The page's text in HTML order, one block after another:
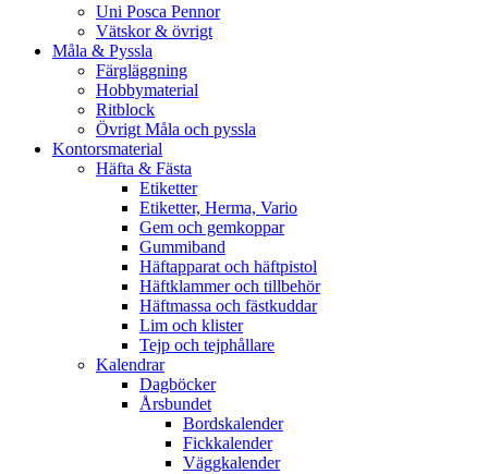
Uni Posca Pennor
Vätskor & övrigt
Måla & Pyssla
Färgläggning
Hobbymaterial
Ritblock
Övrigt Måla och pyssla
Kontorsmaterial
Häfta & Fästa
Etiketter
Etiketter, Herma, Vario
Gem och gemkoppar
Gummiband
Häftapparat och häftpistol
Häftklammer och tillbehör
Häftmassa och fästkuddar
Lim och klister
Tejp och tejphållare
Kalendrar
Dagböcker
Årsbundet
Bordskalender
Fickkalender
Väggkalender